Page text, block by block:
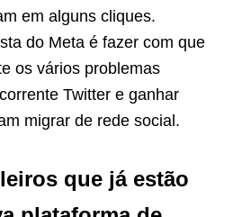
em alguns cliques.
do Meta é fazer com que
os vários problemas
Twitter e ganhar
migrar de rede social.
que já estão